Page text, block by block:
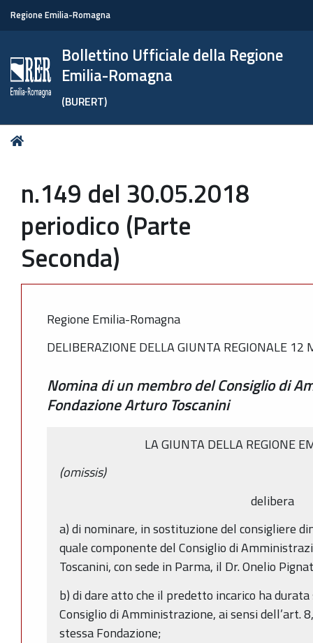
Regione Emilia-Romagna
Bollettino Ufficiale della Regione
Emilia-Romagna
(BURERT)
Tu
n.149 del 30.05.2018
periodico (Parte
Seconda)
Regione Emilia-Romagna
DELIBERAZIONE DELLA GIUNTA REGIONALE
Nomina di un membro del Consiglio di
Fondazione Arturo Toscanini
LA GIUNTA DELLA REGIONE
(omissis)
delibera
a) di nominare, in sostituzione del consigliere
quale componente del Consiglio di
Toscanini, con sede in Parma, il Dr. Onelio
b) di dare atto che il predetto incarico ha
Consiglio di Amministrazione, ai sensi dell’art.
stessa Fondazione;